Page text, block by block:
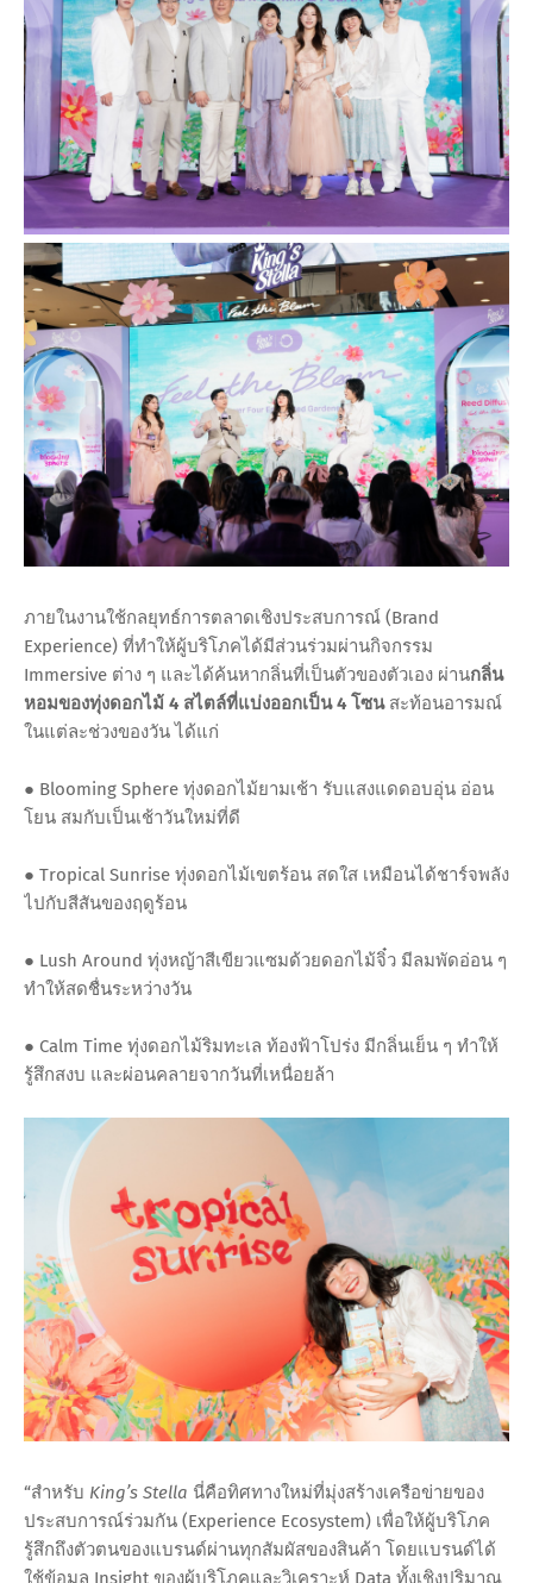
ภายในงานใช้กลยุทธ์การตลาดเชิงประสบการณ์ (Brand
Experience) ที่ทำให้ผู้บริโภคได้มีส่วนร่วมผ่านกิจกรรม
Immersive ต่าง ๆ และได้ค้นหากลิ่นที่เป็นตัวของตัวเอง ผ่านกลิ่น
หอมของทุ่งดอกไม้ 4 สไตล์ที่แบ่งออกเป็น 4 โซน สะท้อนอารมณ์
ในแต่ละช่วงของวัน ได้แก่
● Blooming Sphere ทุ่งดอกไม้ยามเช้า รับแสงแดดอบอุ่น อ่อน
โยน สมกับเป็นเช้าวันใหม่ที่ดี
● Tropical Sunrise ทุ่งดอกไม้เขตร้อน สดใส เหมือนได้ชาร์จพลัง
ไปกับสีสันของฤดูร้อน
● Lush Around ทุ่งหญ้าสีเขียวแซมด้วยดอกไม้จิ๋ว มีลมพัดอ่อน ๆ
ทำให้สดชื่นระหว่างวัน
● Calm Time ทุ่งดอกไม้ริมทะเล ท้องฟ้าโปร่ง มีกลิ่นเย็น ๆ ทำให้
รู้สึกสงบ และผ่อนคลายจากวันที่เหนื่อยล้า
“สำหรับ King’s Stella นี่คือทิศทางใหม่ที่มุ่งสร้างเครือข่ายของ
ประสบการณ์ร่วมกัน (Experience Ecosystem) เพื่อให้ผู้บริโภค
รู้สึกถึงตัวตนของแบรนด์ผ่านทุกสัมผัสของสินค้า โดยแบรนด์ได้
ใช้ข้อมูล Insight ของผู้บริโภคและวิเคราะห์ Data ทั้งเชิงปริมาณ